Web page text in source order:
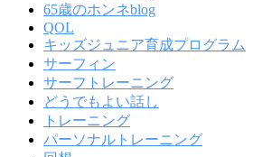
65歳のホンネblog
QOL
キッズジュニア育成プログラム
サーフィン
サーフトレーニング
どうでもよい話し
トレーニング
パーソナルトレーニング